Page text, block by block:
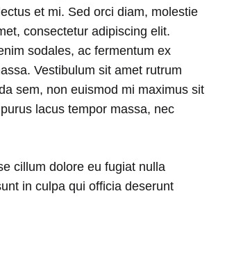
et mi. Sed orci diam, molestie
consectetur adipiscing elit.
sodales, ac fermentum ex
Vestibulum sit amet rutrum
sem, non euismod mi maximus sit
lacus tempor massa, nec
cillum dolore eu fugiat nulla
in culpa qui officia deserunt